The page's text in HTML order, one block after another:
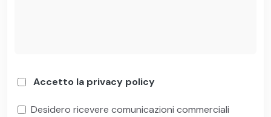
Accetto la privacy policy
Desidero ricevere comunicazioni commerciali